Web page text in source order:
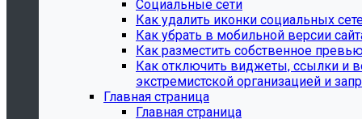
Социальные сети
Как удалить иконки социальных
Как убрать в мобильной версии
Как разместить собственное
Как отключить виджеты, ссылки и
экстремистской организацией и
Главная страница
Главная страница